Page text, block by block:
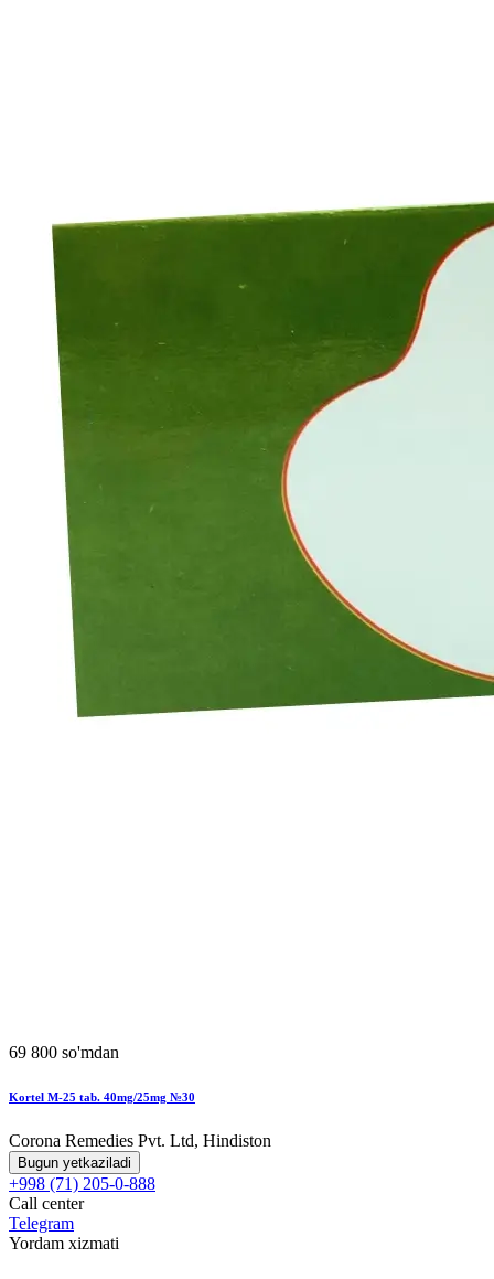
69 800 so'mdan
Kortel M-25 tab. 40mg/25mg №30
Corona Remedies Pvt. Ltd, Hindiston
Bugun yetkaziladi
+998 (71) 205-0-888
Call center
Telegram
Yordam xizmati